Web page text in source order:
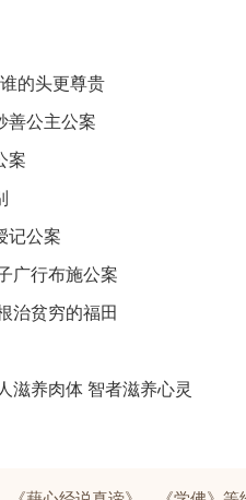
的头更尊贵
善公主公案
案
记公案
广行布施公案
治贫穷的福田
滋养肉体 智者滋养心灵